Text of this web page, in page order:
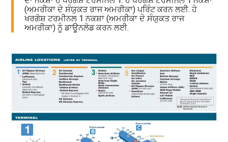
(ਅਮਰੀਕਾ ਦੇ ਸੰਯੁਕਤ ਰਾਜ ਅਮਰੀਕਾ) ਪਰਿੰਟ ਕਰਨ ਲਈ. ਹੇ
ਖਰਗੋਸ਼ ਟਰਮੀਨਲ 1 ਨਕਸ਼ਾ (ਅਮਰੀਕਾ ਦੇ ਸੰਯੁਕਤ ਰਾਜ
ਅਮਰੀਕਾ) ਨੂੰ ਡਾਊਨਲੋਡ ਕਰਨ ਲਈ.